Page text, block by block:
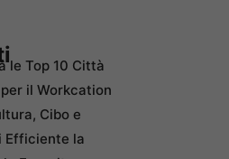
le Top 10 Città
il Workcation
Cibo e
Efficiente la